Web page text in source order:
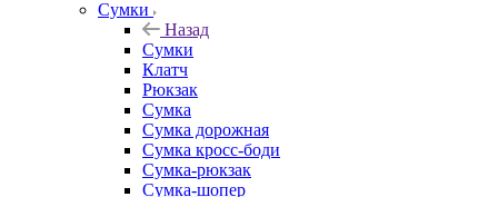
Сумки
Назад
Сумки
Клатч
Рюкзак
Сумка
Сумка дорожная
Сумка кросс-боди
Сумка-рюкзак
Сумка-шопер